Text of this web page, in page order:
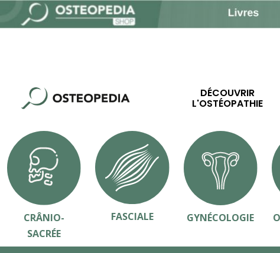
DÉCOUVRIR
L'OSTÉOPATHIE
CRÂNIO-
SACRÉE
FASCIALE GYNÉCOLOGIE